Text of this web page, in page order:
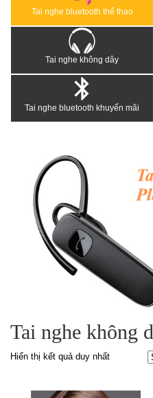
Tai nghe bluetooth thể thao
Tai nghe không dây
Tai nghe bluetooth khuyến mãi
Tai nghe không
Hiển thị kết quả duy nhất